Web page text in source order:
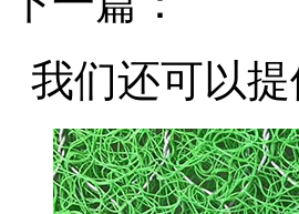
我们还可以